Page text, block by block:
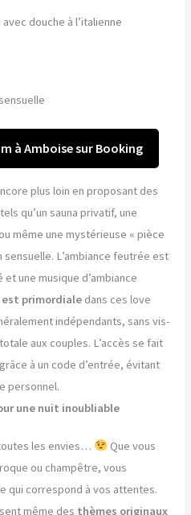
douche à l’italienne
à Amboise sur Booking
plus loin en proposant des
qu’un sauna privatif, une
même une mystérieuse « pièce
L’ambiance feutrée est
une musique d’ambiance
primordiale dans ces love
indépendants, sans vis-
aux couples. L’accès se fait
à un code d’entrée, évitant
personnel.
une nuit inoubliable
les envies…
Que vous
ou champêtre, vous
qui correspond à vos attentes.
même des thèmes originaux